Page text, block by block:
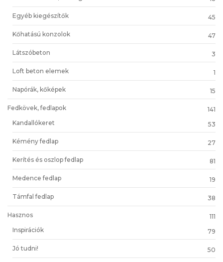
Egyéb kiegészítők 45
Kőhatású konzolok 47
Látszóbeton 3
Loft beton elemek 1
Napórák, kőképek 15
Fedkövek, fedlapok
141
Kandallókeret
53
Kémény fedlap 27
Kerítés és oszlop fedlap 81
Medence fedlap 19
Támfal fedlap 38
Hasznos
111
Inspirációk
79
Jó tudni! 50